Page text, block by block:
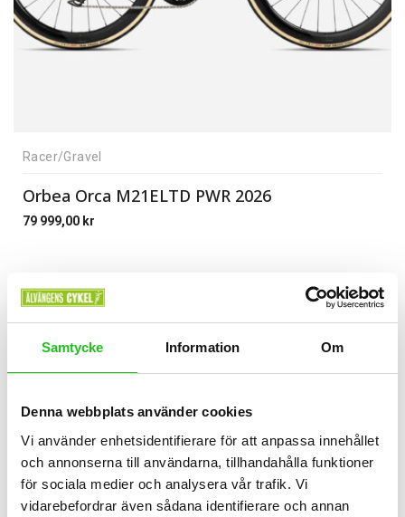
Samtycke Information Om
Denna webbplats använder cookies
Vi använder enhetsidentifierare för att anpassa innehållet
och annonserna till användarna, tillhandahålla funktioner
för sociala medier och analysera vår trafik. Vi
vidarebefordrar även sådana identifierare och annan
Racer/Gravel
Orbea Orca M21ELTD PWR 2026
79 999,00 kr